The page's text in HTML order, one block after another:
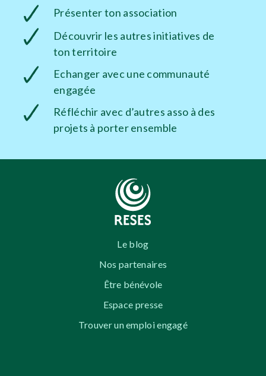
Présenter ton association
Découvrir les autres initiatives de
ton territoire
Echanger avec une communauté
engagée
Réfléchir avec d’autres asso à des
projets à porter ensemble
Le blog
Nos partenaires
Être bénévole
Espace presse
Trouver un emploi engagé